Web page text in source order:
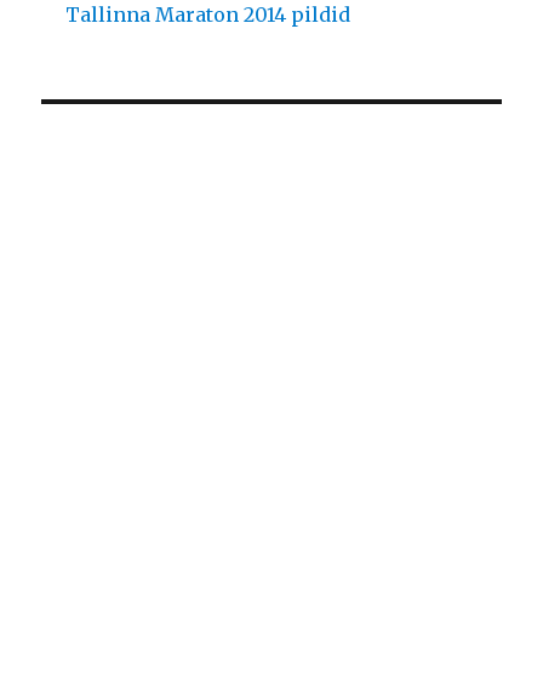
Tallinna Maraton 2014 pildid